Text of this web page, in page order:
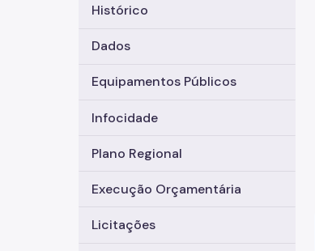
Histórico
Dados
Equipamentos Públicos
Infocidade
Plano Regional
Execução Orçamentária
Licitações